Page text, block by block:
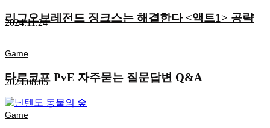
리그오브레전드 징크스는 해결한다 <액트1> 공략
2024.11.24
Game
타르코프 PvE 자주묻는 질문답변 Q&A
2024.08.05
Game